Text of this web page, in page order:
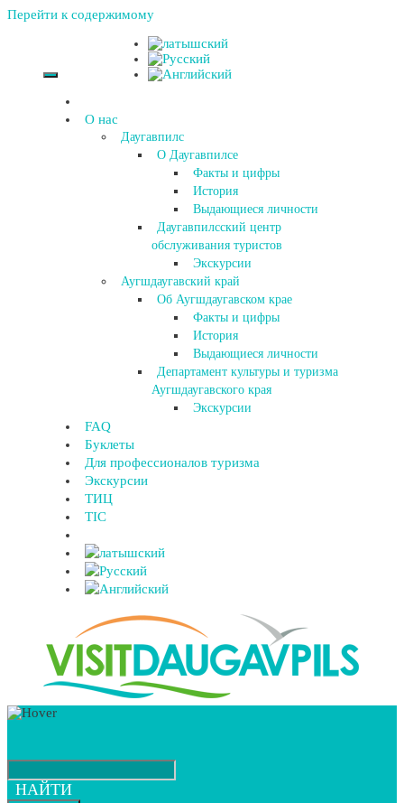
Перейти к содержимому
О нас
Даугавпилс
О Даугавпилсе
Факты и цифры
История
Выдающиеся личности
Даугавпилсский центр
обслуживания туристов
Экскурсии
Аугшдаугавский край
Об Аугшдаугавском крае
Факты и цифры
История
Выдающиеся личности
Департамент культуры и туризма
Аугшдаугавского края
Экскурсии
FAQ
Буклеты
Для профессионалов туризма
Экскурсии
ТИЦ
TIC
НАЙТИ